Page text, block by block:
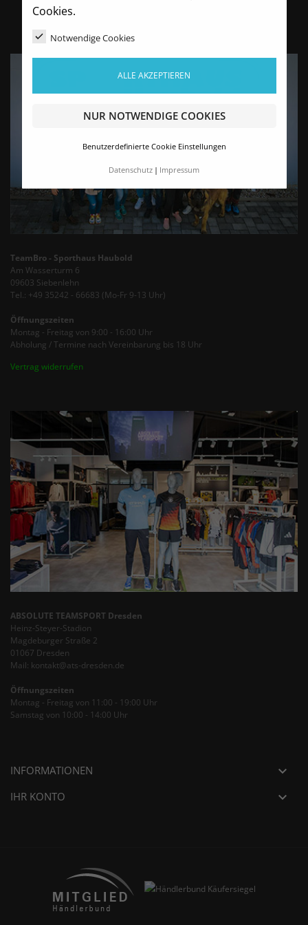
Cookies.
Notwendige Cookies
ALLE AKZEPTIEREN
NUR NOTWENDIGE COOKIES
Benutzerdefinierte Cookie Einstellungen
Datenschutz Impressum
TeamBro - Sporthaus Haubold
Am Wasserturm 6
09603 Siebenlehn
Tel.: +49 35242 - 66683 (Mo-Fr 9-13 Uhr)
Öffnungszeiten
Montag - Freitag von 9:00 - 16:00 Uhr
Abholung / Termine nach Vereinbarung bis 18 Uhr
Vertrag widerrufen
ABSOLUTE TEAMSPORT Dresden
Heinz-Steyer-Stadion
Magdeburger Straße 2
01067 Dresden
Mail: kontakt@ats-dresden.de
Öffnungszeiten
Montag - Freitag von 11:00 - 19:00 Uhr
Samstag von 10:00 - 14:00 Uhr
INFORMATIONEN 
IHR KONTO 